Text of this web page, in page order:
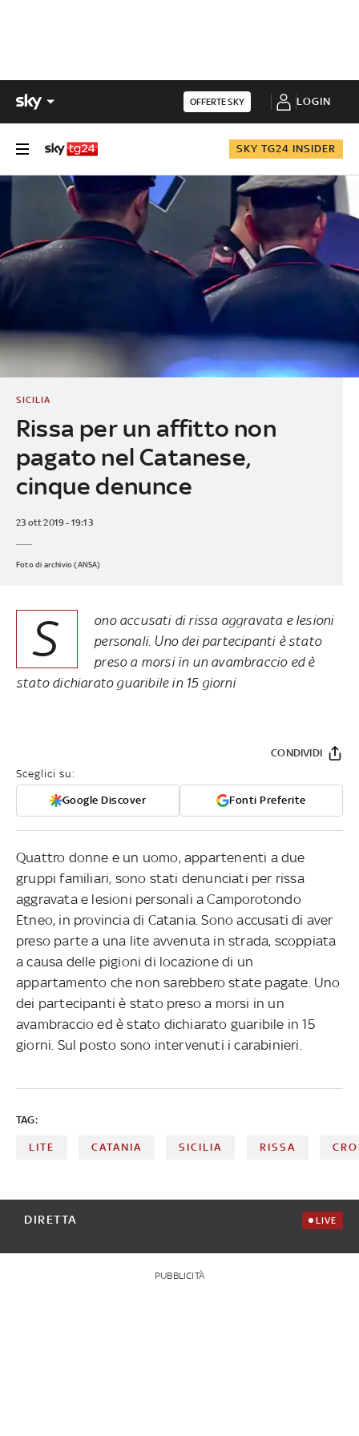
OFFERTE SKY LOGIN
SKY TG24 INSIDER
Rissa per un affitto non
pagato nel Catanese,
cinque denunce
SICILIA
23 ott 2019 - 19:13
Foto di archivio (ANSA)
S
ono accusati di rissa aggravata e lesioni
personali. Uno dei partecipanti è stato
preso a morsi in un avambraccio ed è
stato dichiarato guaribile in 15 giorni
Sceglici su:
Google Discover Fonti Preferite
CONDIVIDI
Quattro donne e un uomo, appartenenti a due
gruppi familiari, sono stati denunciati per rissa
aggravata e lesioni personali a Camporotondo
Etneo, in provincia di Catania. Sono accusati di aver
preso parte a una lite avvenuta in strada, scoppiata
a causa delle pigioni di locazione di un
appartamento che non sarebbero state pagate. Uno
dei partecipanti è stato preso a morsi in un
avambraccio ed è stato dichiarato guaribile in 15
giorni. Sul posto sono intervenuti i carabinieri.
TAG:
LITE CATANIA SICILIA RISSA
DIRETTA LIVE
PUBBLICITÀ